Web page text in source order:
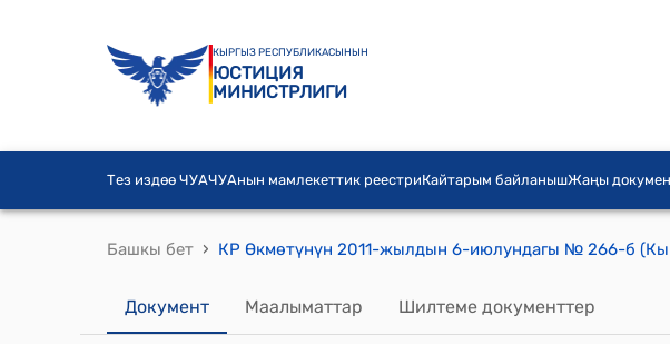
КЫРГЫЗ РЕСПУБЛИКАСЫНЫН
ЮСТИЦИЯ
МИНИСТРЛИГИ
Тез издөө ЧУАЧУАнын мамлекеттик реестриКайтарым байланышЖаңы
Башкы бет ›
Документ Маалыматтар Шилтеме документтер